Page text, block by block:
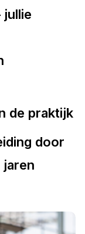
jullie
de praktijk
door
jaren